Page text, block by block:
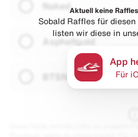
Naked
Asphaltgold
Aktuell keine
Sobald Raffles für
listen wir diese in
App
Für